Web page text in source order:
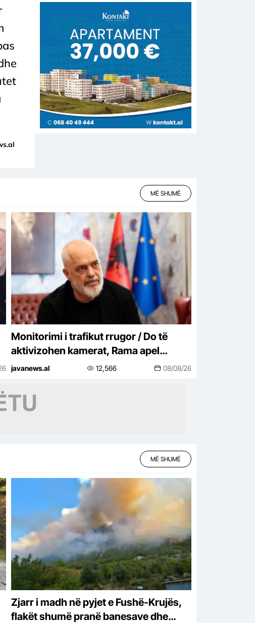
MË SHUMË
Monitorimi i trafikut rrugor / Do të
aktivizohen kamerat, Rama apel
drejtuesve: Respektoni rregullat
javanews.al 12,566 08/08/26
MË SHUMË
Zjarr i madh në pyjet e Fushë-Krujës,
flakët shumë pranë banesave dhe